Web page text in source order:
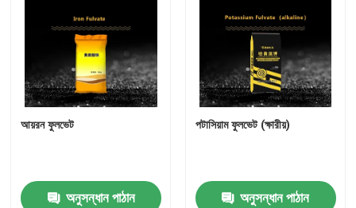
আয়রন ফুলভেট
অনুসন্ধান পাঠান
পটাসিয়াম ফুলভেট (ক্ষারীয়)
অনুসন্ধান পাঠান